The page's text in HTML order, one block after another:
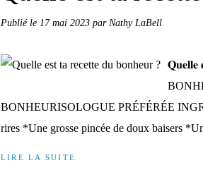
Publié le 17 mai 2023 par Nathy LaBell
BONHEURISOLOGUE PRÉFÉRÉE
rires *Une grosse pincée de doux baisers
LIRE LA SUITE